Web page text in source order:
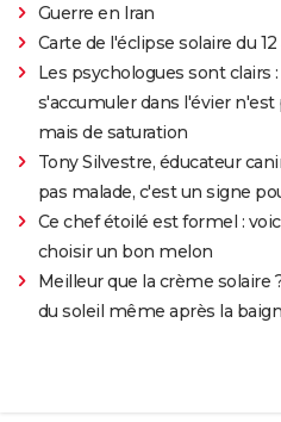
Guerre en Iran
Carte de l'éclipse solaire du
Les psychologues sont clairs
s'accumuler dans l'évier n'est
mais de saturation
Tony Silvestre, éducateur
pas malade, c'est un signe
Ce chef étoilé est formel :
choisir un bon melon
Meilleur que la crème solaire
du soleil même après la